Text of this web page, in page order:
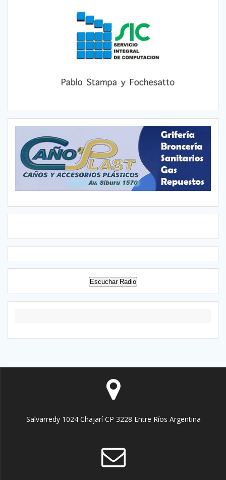
Escuchar Radio
Salvarredy 1024 Chajarí CP 3228 Entre Ríos Argentina